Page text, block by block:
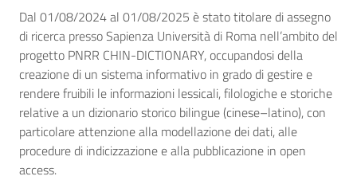
Dal 01/08/2024 al 01/08/2025 è stato titolare di assegno
di ricerca presso Sapienza Università di Roma nell’ambito del
progetto PNRR CHIN-DICTIONARY, occupandosi della
creazione di un sistema informativo in grado di gestire e
rendere fruibili le informazioni lessicali, filologiche e storiche
relative a un dizionario storico bilingue (cinese–latino), con
particolare attenzione alla modellazione dei dati, alle
procedure di indicizzazione e alla pubblicazione in open
access.